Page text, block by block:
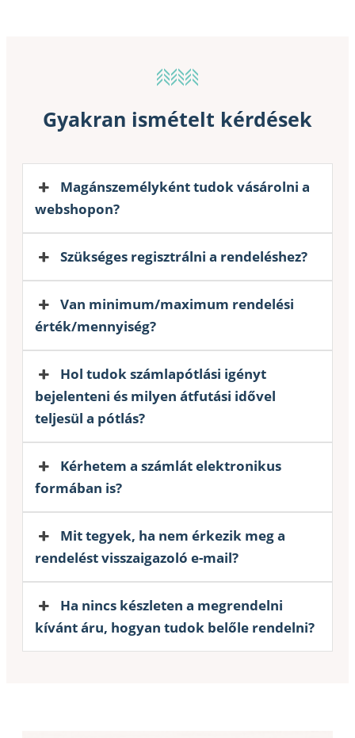
Gyakran ismételt kérdések
Magánszemélyként tudok vásárolni a
webshopon?
Szükséges regisztrálni a rendeléshez?
Van minimum/maximum rendelési
érték/mennyiség?
Hol tudok számlapótlási igényt
bejelenteni és milyen átfutási idővel
teljesül a pótlás?
Kérhetem a számlát elektronikus
formában is?
Mit tegyek, ha nem érkezik meg a
rendelést visszaigazoló e-mail?
Ha nincs készleten a megrendelni
kívánt áru, hogyan tudok belőle rendelni?